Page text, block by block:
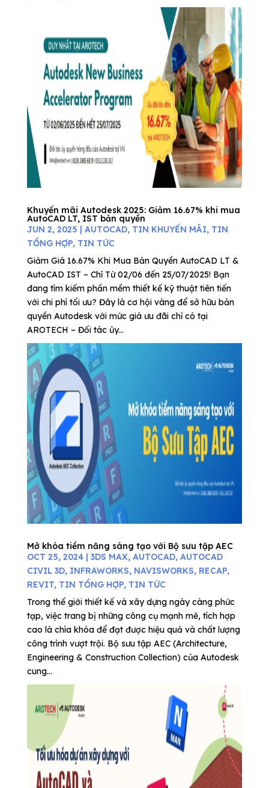
Khuyến mãi Autodesk 2025: Giảm 16.67% khi mua
AutoCAD LT, IST bản quyền
JUN 2, 2025 | AUTOCAD, TIN KHUYẾN MÃI, TIN
TỔNG HỢP, TIN TỨC
Giảm Giá 16.67% Khi Mua Bản Quyền AutoCAD LT &
AutoCAD IST – Chỉ Từ 02/06 đến 25/07/2025! Bạn
đang tìm kiếm phần mềm thiết kế kỹ thuật tiên tiến
với chi phí tối ưu? Đây là cơ hội vàng để sở hữu bản
quyền Autodesk với mức giá ưu đãi chỉ có tại
AROTECH – Đối tác ủy...
Mở khóa tiềm năng sáng tạo với Bộ sưu tập AEC
OCT 25, 2024| 3DS MAX, AUTOCAD, AUTOCAD
CIVIL 3D, INFRAWORKS, NAVISWORKS, RECAP,
REVIT, TIN TỔNG HỢP, TIN TỨC
Trong thế giới thiết kế và xây dựng ngày càng phức
tạp, việc trang bị những công cụ mạnh mẽ, tích hợp
cao là chìa khóa để đạt được hiệu quả và chất lượng
công trình vượt trội. Bộ sưu tập AEC (Architecture,
Engineering & Construction Collection) của Autodesk
cung...